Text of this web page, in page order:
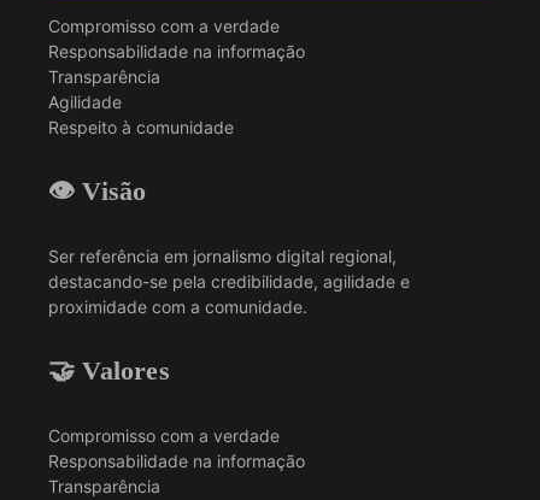
Compromisso com a verdade
Responsabilidade na informação
Transparência
Agilidade
Respeito à comunidade
👁️ Visão
Ser referência em jornalismo digital regional,
destacando-se pela credibilidade, agilidade e
proximidade com a comunidade.
🤝 Valores
Compromisso com a verdade
Responsabilidade na informação
Transparência